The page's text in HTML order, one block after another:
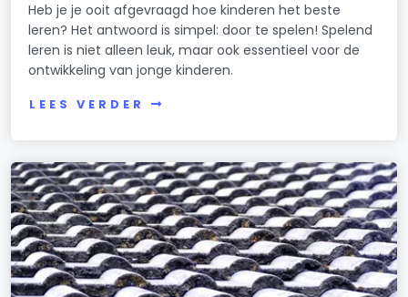
Heb je je ooit afgevraagd hoe kinderen het beste
leren? Het antwoord is simpel: door te spelen! Spelend
leren is niet alleen leuk, maar ook essentieel voor de
ontwikkeling van jonge kinderen.
LEES VERDER